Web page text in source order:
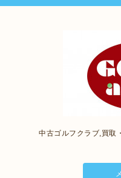
中古ゴルフクラブ,買取